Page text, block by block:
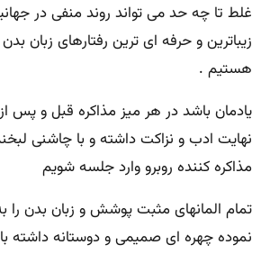
غلط تا چه حد می تواند روند منفی در
زیباترین و حرفه ای ترین رفتارهای زبان
هستیم .
یادمان باشد در هر میز مذاکره قبل و پس از
نهایت ادب و نزاکت داشته و با چاشنی
مذاکره کننده روبرو وارد جلسه شویم
تمام المانهای مثبت پوشش و زبان بدن را
نموده چهره ای صمیمی و دوستانه داشته